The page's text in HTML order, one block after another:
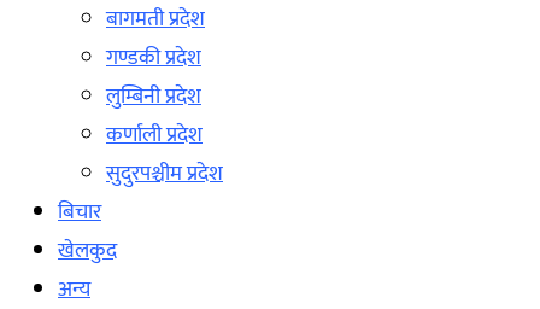
बागमती प्रदेश
गण्डकी प्रदेश
लुम्बिनी प्रदेश
कर्णाली प्रदेश
सुदुरपश्चीम प्रदेश
बिचार
खेलकुद
अन्य